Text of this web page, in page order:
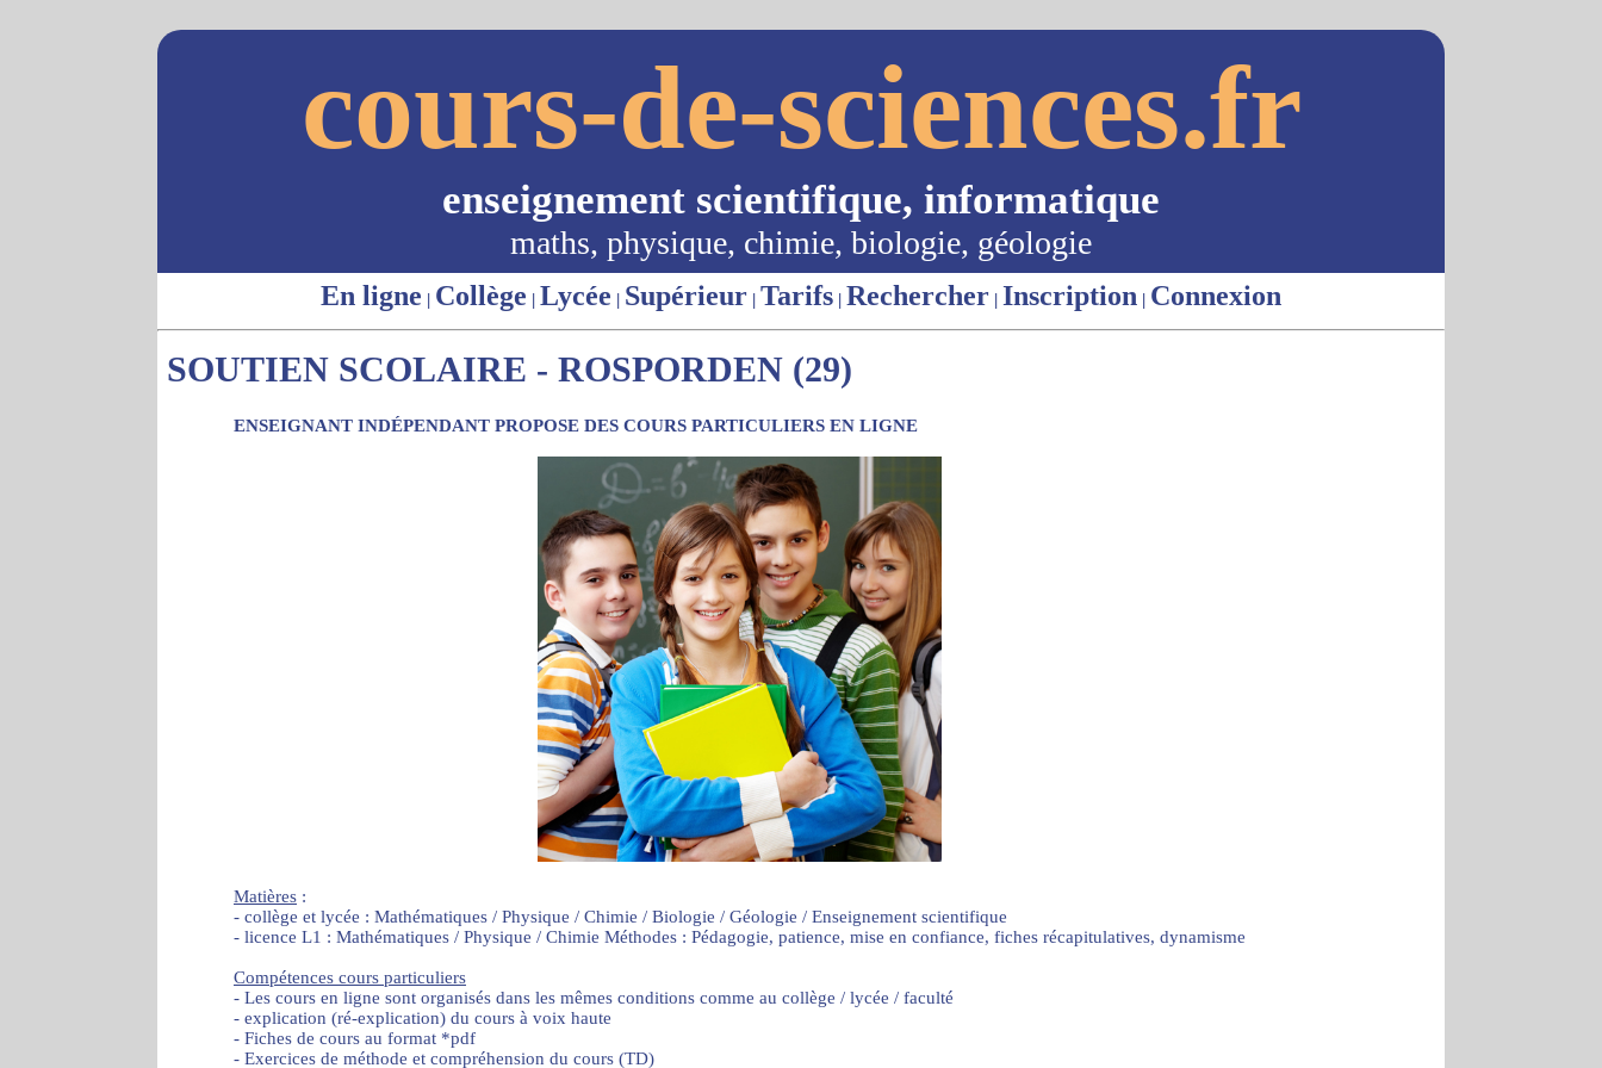
cours-de-sciences.fr
enseignement scientifique, informatique
maths, physique, chimie, biologie, géologie
En ligne | Collège | Lycée | Supérieur | Tarifs | Rechercher | Inscription | Connexion
SOUTIEN SCOLAIRE - ROSPORDEN (29)
ENSEIGNANT INDÉPENDANT PROPOSE DES COURS PARTICULIERS EN LIGNE
Matières :
- collège et lycée : Mathématiques / Physique / Chimie / Biologie / Géologie / Enseignement scientifique
- licence L1 : Mathématiques / Physique / Chimie Méthodes : Pédagogie, patience, mise en confiance, fiches récapitulatives, dynamisme
Compétences cours particuliers
- Les cours en ligne sont organisés dans les mêmes conditions comme au collège / lycée / faculté
- explication (ré-explication) du cours à voix haute
- Fiches de cours au format *pdf
- Exercices de méthode et compréhension du cours (TD)